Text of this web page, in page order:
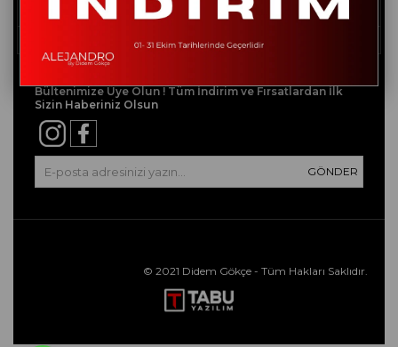
Müşteri İlişkileri
BIZDEN HABERLER
Bültenimize Üye Olun ! Tüm İndirim ve Fırsatlardan İlk
Sizin Haberiniz Olsun
GÖNDER
© 2021 Didem Gökçe - Tüm Hakları Saklıdır.